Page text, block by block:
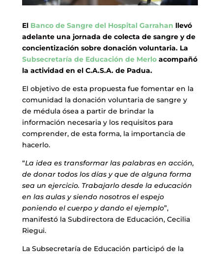
El Banco de Sangre del Hospital Garrahan llevó
adelante una jornada de colecta de sangre y de
concientización sobre donación voluntaria. La
Subsecretaría de Educación de Merloacompañó
la actividad en el C.A.S.A. de Padua.
El objetivo de esta propuesta fue fomentar en la
comunidad la donación voluntaria de sangre y
de médula ósea a partir de brindar la
información necesaria y los requisitos para
comprender, de esta forma, la importancia de
hacerlo.
“La idea es transformar las palabras en acción,
de donar todos los días y que de alguna forma
sea un ejercicio. Trabajarlo desde la educación
en las aulas y siendo nosotros el espejo
poniendo el cuerpo y dando el ejemplo”,
manifestó la Subdirectora de Educación, Cecilia
Riegui.
La Subsecretaría de Educación participó de la